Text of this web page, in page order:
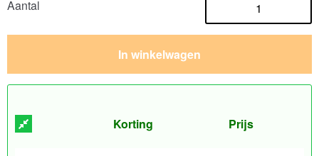
Aantal
In winkelwagen
Korting Prijs